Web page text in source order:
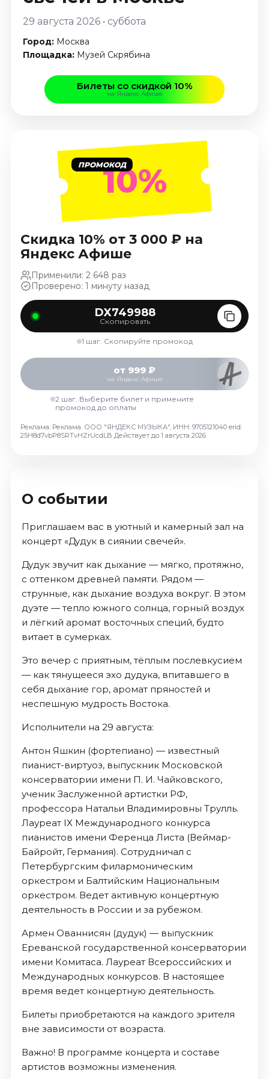
Январь 2027
Стендап
Август 2026
Октябрь 2026
Ноябрь 2026
Август 2026
Сентябрь 2026
Октябрь 2026
Декабрь 2026
Январь 2027
Экскурсии
Сентябрь 2026
Октябрь 2026
Спорт
Август 2026
События
Август 2026
Сентябрь 2026
Октябрь 2026
29 августа 2026 • суббота
Город: Москва
Площадка: Музей Скрябина
Билеты со скидкой 10%
на Яндекс Афише
ПРОМОКОД10%
Скидка 10% от 3 000 ₽ на
Яндекс Афише
Применили: 2 648 раз
Проверено: 1 минуту назад
DX749988
Скопировать
1 шаг. Скопируйте промокод
от 999 ₽
на Яндекс Афише
2 шаг. Выберите билет и примените
промокод до оплаты
Реклама. Реклама. ООО "ЯНДЕКС МУЗЫКА", ИНН: 9705121040 erid:
25H8d7vbP8SRTvHZrUcdLB Действует до 1 августа 2026
О событии
Приглашаем вас в уютный и камерный зал на
концерт «Дудук в сиянии свечей».
Дудук звучит как дыхание — мягко, протяжно,
с оттенком древней памяти. Рядом —
струнные, как дыхание воздуха вокруг. В этом
дуэте — тепло южного солнца, горный воздух
и лёгкий аромат восточных специй, будто
витает в сумерках.
Это вечер с приятным, тёплым послевкусием
— как тянущееся эхо дудука, впитавшего в
себя дыхание гор, аромат пряностей и
неспешную мудрость Востока.
Исполнители на 29 августа:
Антон Яшкин (фортепиано) — известный
пианист-виртуоз, выпускник Московской
консерватории имени П. И. Чайковского,
ученик Заслуженной артистки РФ,
профессора Натальи Владимировны Трулль.
Лауреат IX Международного конкурса
пианистов имени Ференца Листа (Веймар-
Байройт, Германия). Сотрудничал с
Петербургским филармоническим
оркестром и Балтийским Национальным
оркестром. Ведет активную концертную
деятельность в России и за рубежом.
Армен Ованнисян (дудук) — выпускник
Ереванской государственной консерватории
имени Комитаса. Лауреат Всероссийских и
Международных конкурсов. В настоящее
время ведет концертную деятельность.
Билеты приобретаются на каждого зрителя
вне зависимости от возраста.
Важно! В программе концерта и составе
артистов возможны изменения.